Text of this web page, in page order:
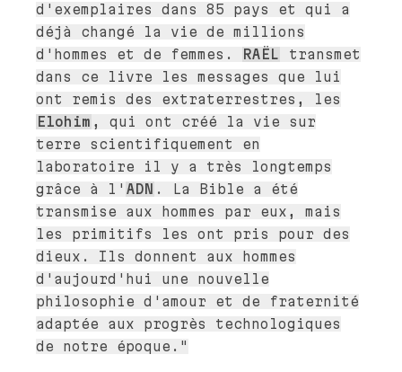
d'exemplaires dans 85 pays et qui a
déjà changé la vie de millions
d'hommes et de femmes.
RAËL
transmet
dans ce livre les messages que lui
ont remis des extraterrestres, les
Elohim , qui ont créé la vie sur
terre scientifiquement en
laboratoire il y a très longtemps
grâce à l' ADN . La Bible a été
transmise aux hommes par eux, mais
les primitifs les ont pris pour des
dieux. Ils donnent aux hommes
d'aujourd'hui une nouvelle
philosophie d'amour et de fraternité
adaptée aux progrès technologiques
de notre époque."